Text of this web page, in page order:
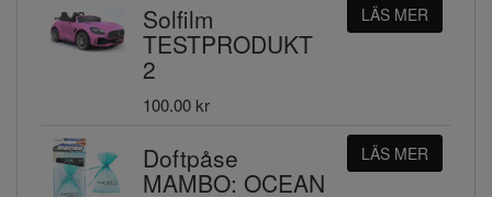
Solfilm
TESTPRODUKT
2
100.00 kr
LÄS MER
Doftpåse
MAMBO: OCEAN
LÄS MER